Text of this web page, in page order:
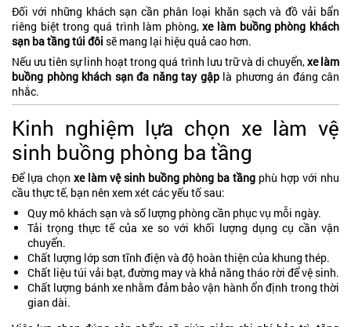
Đối với những khách sạn cần phân loại khăn sạch và đồ vải bẩn
riêng biệt trong quá trình làm phòng,xe làm buồng phòng khách
sạn ba tầng túi đôi sẽ mang lại hiệu quả cao hơn.
Nếu ưu tiên sự linh hoạt trong quá trình lưu trữ và di chuyển,xe làm
buồng phòng khách sạn đa năngtay gậplà phương án đáng cân
nhắc.
Kinh nghiệm lựa chọn xe làm vệ
sinh buồng phòng ba tầng
Để lựa chọn xe làm vệ sinh buồng phòng ba tầng phù hợp với nhu
cầu thực tế, bạn nên xem xét các yếu tố sau:
Quy mô khách sạn và số lượng phòng cần phục vụ mỗi ngày.
Tải trọng thực tế của xe so với khối lượng dụng cụ cần vận
chuyển.
Chất lượng lớp sơn tĩnh điện và độ hoàn thiện của khung thép.
Chất liệu túi vải bạt, đường may và khả năng tháo rời để vệ sinh.
Chất lượng bánh xe nhằm đảm bảo vận hành ổn định trong thời
gian dài.